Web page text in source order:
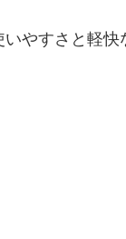
やすさと軽快